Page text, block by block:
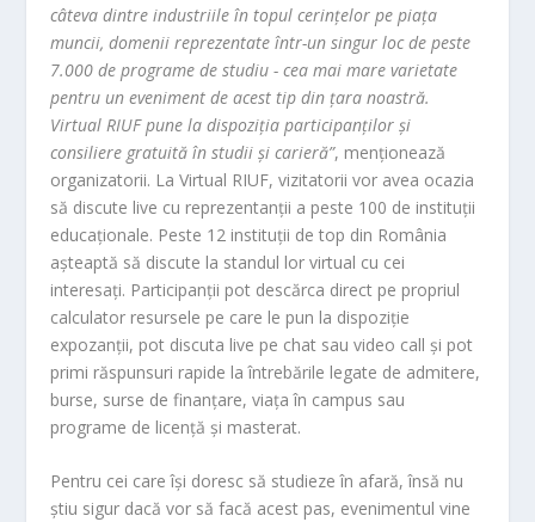
câteva dintre industriile în topul cerinţelor pe piaţa
muncii, domenii reprezentate într-un singur loc de peste
7.000 de programe de studiu - cea mai mare varietate
pentru un eveniment de acest tip din ţara noastră.
Virtual RIUF pune la dispoziţia participanţilor şi
consiliere gratuită în studii şi carieră”, menţionează
organizatorii. La Virtual RIUF, vizitatorii vor avea ocazia
să discute live cu reprezentanţii a peste 100 de instituţii
educaţionale. Peste 12 instituţii de top din România
aşteaptă să discute la standul lor virtual cu cei
interesaţi. Participanţii pot descărca direct pe propriul
calculator resursele pe care le pun la dispoziţie
expozanţii, pot discuta live pe chat sau video call şi pot
primi răspunsuri rapide la întrebările legate de admitere,
burse, surse de finanţare, viaţa în campus sau
programe de licenţă şi masterat.
Pentru cei care îşi doresc să studieze în afară, însă nu
ştiu sigur dacă vor să facă acest pas, evenimentul vine